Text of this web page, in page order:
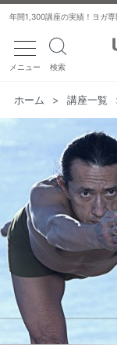
年間1,300講座の実績！ヨガ
toggle
メニュー 検索
ホーム > 講座一覧